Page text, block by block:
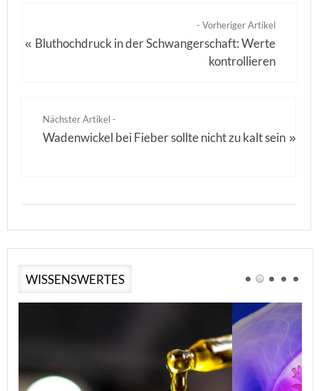
- Vorheriger Artikel
« Bluthochdruck in der Schwangerschaft: Werte
kontrollieren
Nächster Artikel -
Wadenwickel bei Fieber sollte nicht zu kalt sein »
WISSENSWERTES